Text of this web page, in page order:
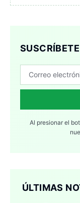
SUSCRÍBETE
Al presionar el
ÚLTIMAS